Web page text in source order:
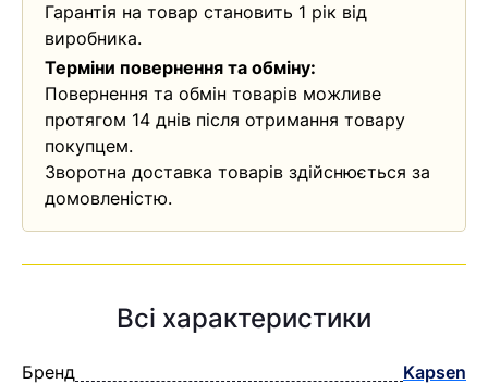
Гарантія на товар становить 1 рік від
виробника.
Терміни повернення та обміну:
Повернення та обмін товарів можливе
протягом 14 днів після отримання товару
покупцем.
Зворотна доставка товарів здійснюється за
домовленістю.
Всі характеристики
Бренд
Kapsen